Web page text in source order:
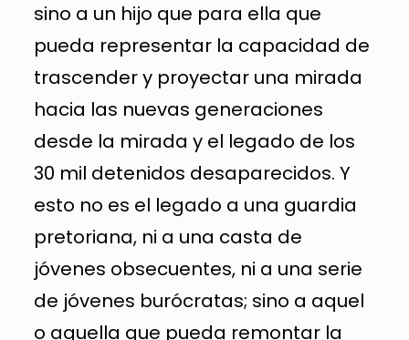
sino a un hijo que para ella que
pueda representar la capacidad de
trascender y proyectar una mirada
hacia las nuevas generaciones
desde la mirada y el legado de los
30 mil detenidos desaparecidos. Y
esto no es el legado a una guardia
pretoriana, ni a una casta de
jóvenes obsecuentes, ni a una serie
de jóvenes burócratas; sino a aquel
o aquella que pueda remontar la